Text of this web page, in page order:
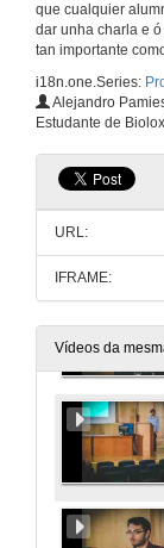
que cualquier
dar unha charla e
tan importante
i18n.one.Series:
Alejandro
Estudante de
URL:
IFRAME:
Vídeos da